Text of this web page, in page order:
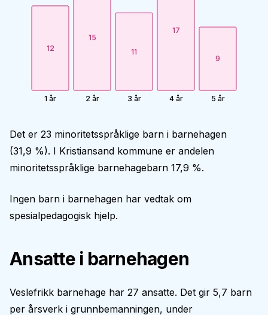
12
1 år
15
2 år
11
3 år
17
4 år
9
5 år
Det er 23 minoritetsspråklige barn i barnehagen
(31,9 %). I Kristiansand kommune er andelen
minoritetsspråklige barnehagebarn 17,9 %.
Ingen barn i barnehagen har vedtak om
spesialpedagogisk hjelp.
Ansatte i barnehagen
Veslefrikk barnehage har 27 ansatte. Det gir 5,7 barn
per årsverk i grunnbemanningen, under